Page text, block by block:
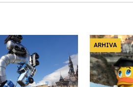
ARHIVA